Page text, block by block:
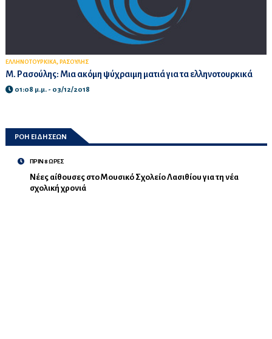
ΕΛΛΗΝΟΤΟΥΡΚΙΚΑ, ΡΑΣΟΥΛΗΣ
Μ. Ρασούλης: Μια ακόμη ψύχραιμη ματιά για τα ελληνοτουρκικά
01:08 μ.μ. - 03/12/2018
ΡΟΗ ΕΙΔΗΣΕΩΝ
ΠΡΙΝ 8 ΩΡΕΣ
Νέες αίθουσες στο Μουσικό Σχολείο Λασιθίου για τη νέα
σχολική χρονιά